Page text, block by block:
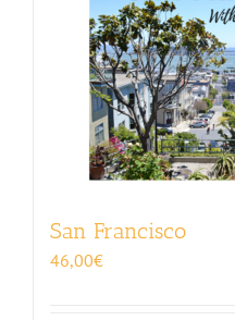
San Francisco
46,00€